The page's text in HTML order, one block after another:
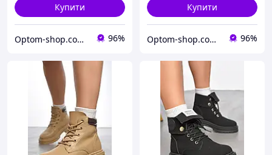
Купити
Optom-shop.com.ua - Оптовий інтернет-магазин: Одежа та взуття оптом, спідня білизна недорого 96%
Купити
Optom-shop.com.ua - Оптовий інтернет-магазин: Одежа та взуття оптом, спідня білизна недорого 96%